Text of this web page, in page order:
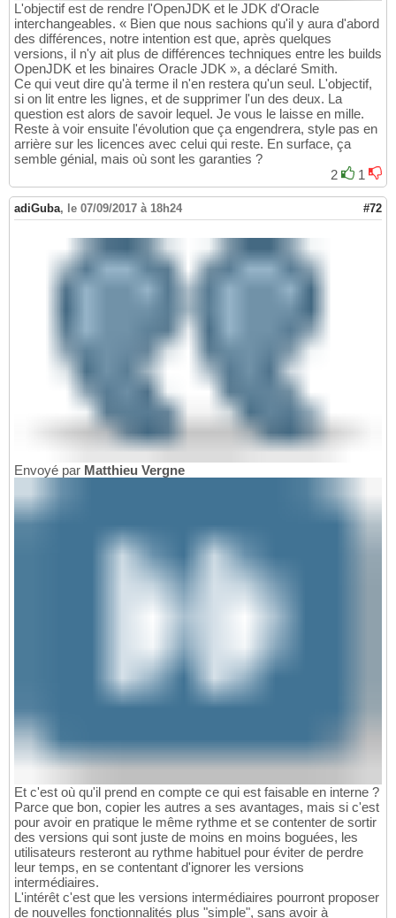
L'objectif est de rendre l'OpenJDK et le JDK d'Oracle
interchangeables. « Bien que nous sachions qu'il y aura d'abord
des différences, notre intention est que, après quelques
versions, il n'y ait plus de différences techniques entre les builds
OpenJDK et les binaires Oracle JDK », a déclaré Smith.
Ce qui veut dire qu'à terme il n'en restera qu'un seul. L'objectif,
si on lit entre les lignes, et de supprimer l'un des deux. La
question est alors de savoir lequel. Je vous le laisse en mille.
Reste à voir ensuite l'évolution que ça engendrera, style pas en
arrière sur les licences avec celui qui reste. En surface, ça
semble génial, mais où sont les garanties ?
2
1
adiGuba, le 07/09/2017 à 18h24 #72
Envoyé par Matthieu Vergne
Et c'est où qu'il prend en compte ce qui est faisable en interne ?
Parce que bon, copier les autres a ses avantages, mais si c'est
pour avoir en pratique le même rythme et se contenter de sortir
des versions qui sont juste de moins en moins boguées, les
utilisateurs resteront au rythme habituel pour éviter de perdre
leur temps, en se contentant d'ignorer les versions
intermédiaires.
L'intérêt c'est que les versions intermédiaires pourront proposer
de nouvelles fonctionnalités plus "simple", sans avoir à